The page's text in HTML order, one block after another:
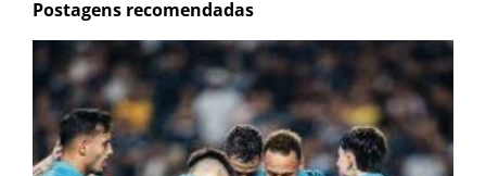
Postagens recomendadas